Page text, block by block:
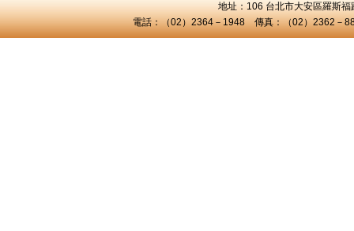
地址：106 台北市大安區羅斯
電話：（02）2364－1948 傳真：（02）2362－